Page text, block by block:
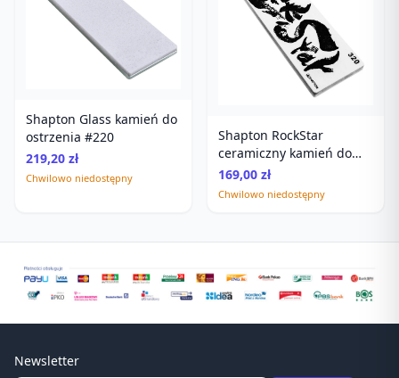
Shapton Glass kamień do
ostrzenia #220
219,20 zł
Chwilowo niedostępny
Shapton RockStar
ceramiczny kamień do
ostrzenia #320
169,00 zł
Chwilowo niedostępny
Newsletter